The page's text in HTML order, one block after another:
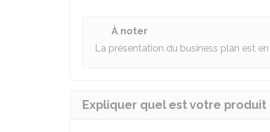
À noter
La présentation du business plan est
Expliquer quel est votre produit